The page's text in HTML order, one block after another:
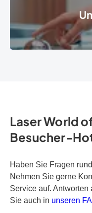
Laser World
Besucher-
Haben Sie Fragen
Nehmen Sie gerne
Service auf.
Sie auch in unseren